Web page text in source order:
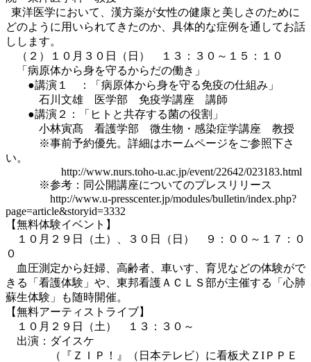
東洋医学において、漢方薬が女性の健康と美しさのために
どのように用いられてきたのか、具体的な症例を通してお話
しします。
（２）１０月３０日（日） １３：３０～１５：１０
「病原体から身を守るからだの働き」
●講演１ ：「病原体から身を守る免疫の仕組み」
石川文雄 医学部 免疫学講座 講師
●講演２：「ヒトと共存する菌の役割」
小林寅髙 看護学部 微生物・感染症学講座 教授
※事前予約優先。詳細はホームページをご参照下さ
い。
http://www.nurs.toho-u.ac.jp/event/22642/023183.html
※参考：同公開講座についてのプレスリリース
http://www.u-presscenter.jp/modules/bulletin/index.php?
page=article&storyid=3332
【無料体験イベント】
１０月２９日（土）、３０日（日） ９：００～１７：０
０
血圧測定から妊婦、高齢者、車いす、育児などの体験がで
きる「看護体験」や、東邦看護ＡＣＬＳ部が主催する「心肺
蘇生体験」も随時開催。
【無料アーティストライブ】
１０月２９日（土） １３：３０～
出演：ダイスケ
（『ＺＩＰ！』（日本テレビ）に看板犬ＺIＰＰＥ